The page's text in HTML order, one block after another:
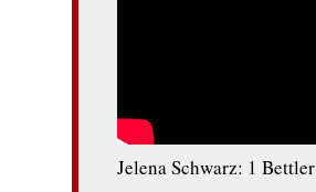
Jelena Schwarz: 1 Bettler